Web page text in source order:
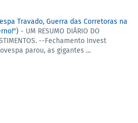
Travado, Guerra das Corretoras na
- UM RESUMO DIÁRIO DO
--Fechamento Invest
parou, as gigantes ...